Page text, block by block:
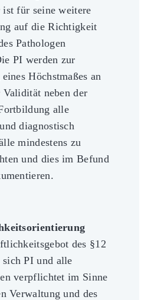
ist für seine weitere
auf die Richtigkeit
Pathologen
PI werden zur
Höchstmaßes an
Validität neben der
alle
diagnostisch
mindestens zu
und dies im Befund
des §12
PI und alle
verpflichtet im Sinne
Verwaltung und des